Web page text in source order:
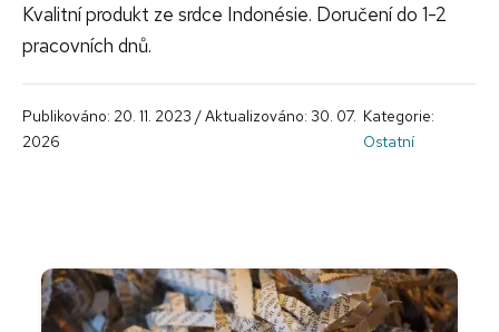
Kvalitní produkt ze srdce Indonésie. Doručení do 1-2
pracovních dnů.
Publikováno: 20. 11. 2023 / Aktualizováno: 30. 07.
2026
Kategorie:
Ostatní